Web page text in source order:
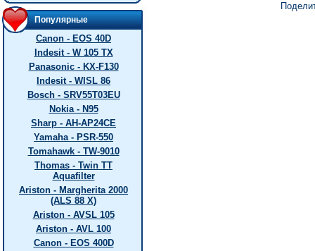
Популярные
Canon - EOS 40D
Indesit - W 105 TX
Panasonic - KX-F130
Indesit - WISL 86
Bosch - SRV55T03EU
Nokia - N95
Sharp - AH-AP24CE
Yamaha - PSR-550
Tomahawk - TW-9010
Thomas - Twin TT
Aquafilter
Ariston - Margherita 2000
(ALS 88 X)
Ariston - AVSL 105
Ariston - AVL 100
Canon - EOS 400D